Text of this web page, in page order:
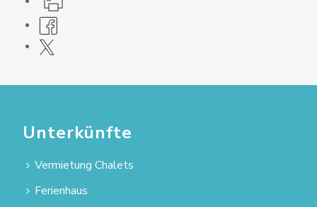
Unterkünfte
Vermietung Chalets
Ferienhaus